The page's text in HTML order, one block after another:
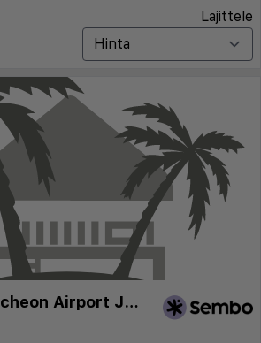
Lajittele
Hotel Carlton Incheon Airport Juan